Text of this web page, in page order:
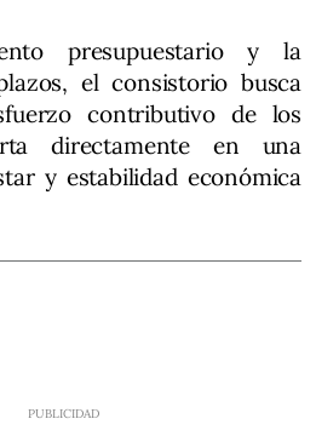
presupuestario y la
el consistorio busca
contributivo de los
directamente en una
y estabilidad económica